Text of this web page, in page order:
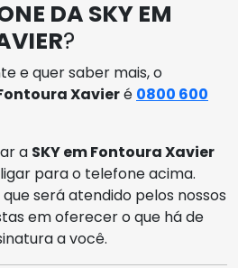
DA SKY EM
?
e quer saber mais, o
Xavieré 0800 600
a SKY em Fontoura Xavier
para o telefone acima.
será atendido pelos nossos
em oferecer o que há de
a você.